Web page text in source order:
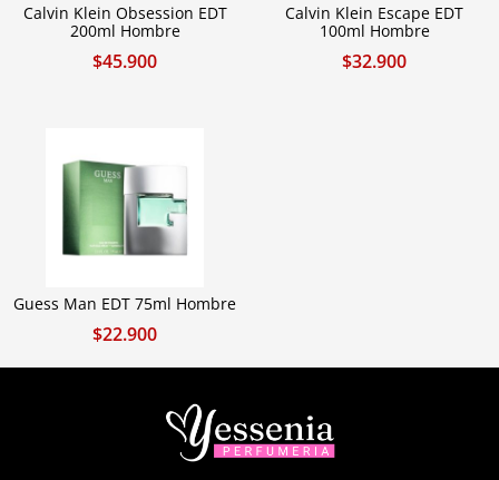
Calvin Klein Obsession EDT
200ml Hombre
$45.900
Calvin Klein Escape EDT
100ml Hombre
$32.900
Guess Man EDT 75ml Hombre
$22.900